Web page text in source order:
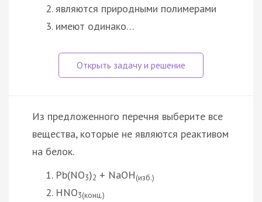
являются природными полимерами
имеют одинако…
Из предложенного перечня выберите все
вещества, которые не являются реактивом
на белок.
Pb(NO3)2 + NaOH(изб.)
HNO3(конц.)